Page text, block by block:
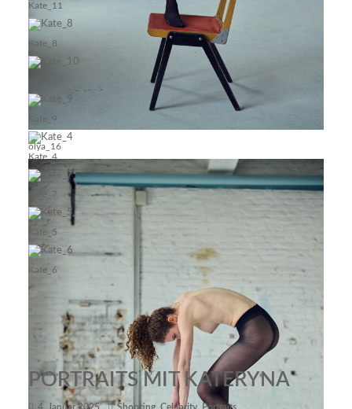
olya_16
Kate_11
Kate_8
Kate_9
Kate_4
Kate_7
Kate_5
Kate_6
PORTRAITS MIT KATERYNA